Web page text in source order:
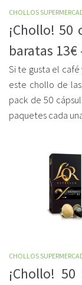
CHOLLOS
¡Chollo! 50
baratas 13€
Si te gusta el
este chollo de
pack de 50
paquetes cada
CHOLLOS
¡Chollo!